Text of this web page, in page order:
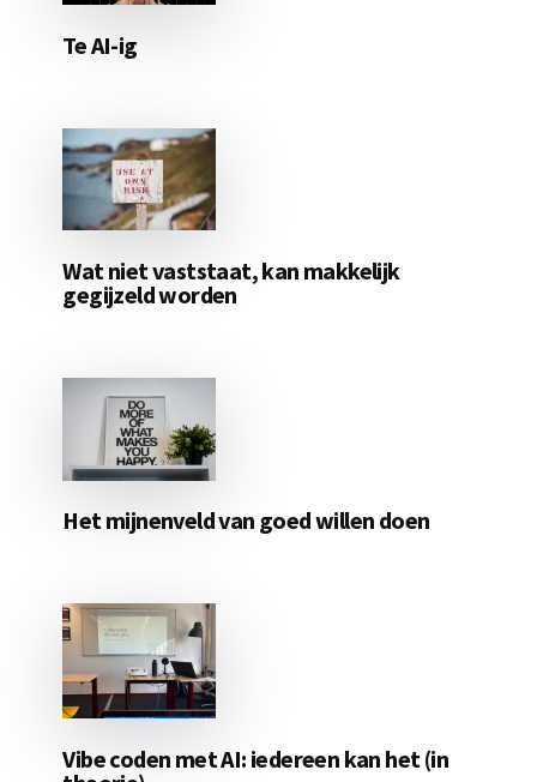
Te AI-ig
Wat niet vaststaat, kan makkelijk
gegijzeld worden
Het mijnenveld van goed willen doen
Vibe coden met AI: iedereen kan het (in